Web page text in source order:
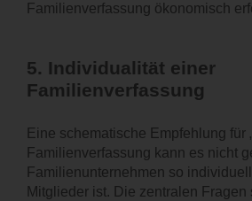
Familienverfassung ökonomisch
5. Individualität einer
Familienverfassung
Eine schematische Empfehlung für
Familienverfassung kann es nicht
Familienunternehmen so
Mitglieder ist. Die zentralen Fragen